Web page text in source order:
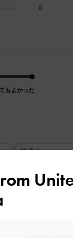
0
もよかった
快適さ